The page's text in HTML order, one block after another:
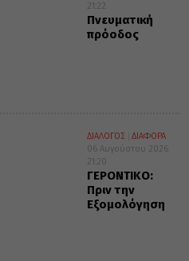
21:22
Πνευματική
πρόοδος
ΔΙΑΛΟΓΟΣ
ΔΙΑΦΟΡΑ
06 Αυγούστου 2026
21:20
ΓΕΡΟΝΤΙΚΟ:
Πριν την
Εξομολόγηση